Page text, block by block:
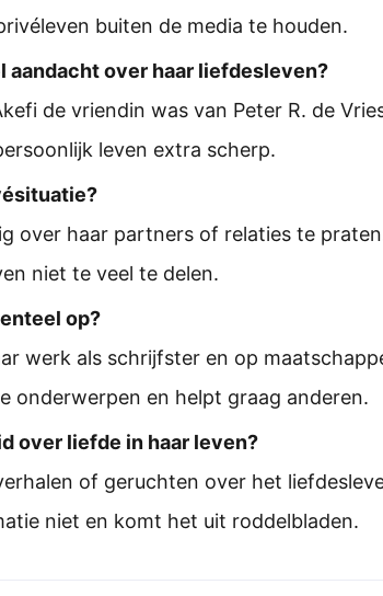
buiten de media te houden.
aandacht over haar liefdesleven?
de vriendin was van Peter R. de
leven extra scherp.
over haar partners of relaties te
niet te veel te delen.
op?
werk als schrijfster en op
onderwerpen en helpt graag anderen.
over liefde in haar leven?
of geruchten over het
niet en komt het uit roddelbladen.